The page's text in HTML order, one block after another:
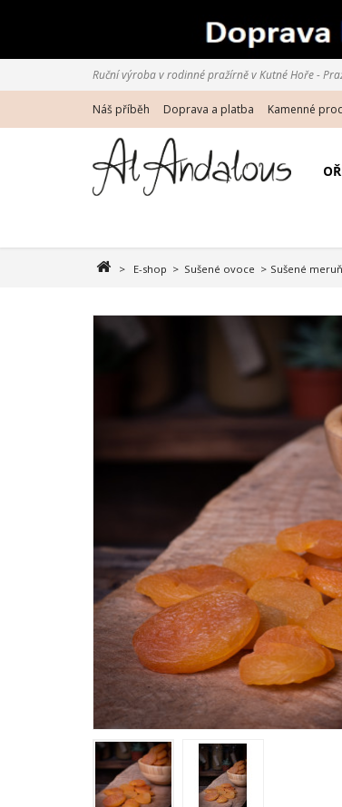
Ruční výroba v rodinné pražírně v Kutné Hoře -
Náš příběh Doprava a platba Kamenné
> E-shop > Sušené ovoce > Sušené